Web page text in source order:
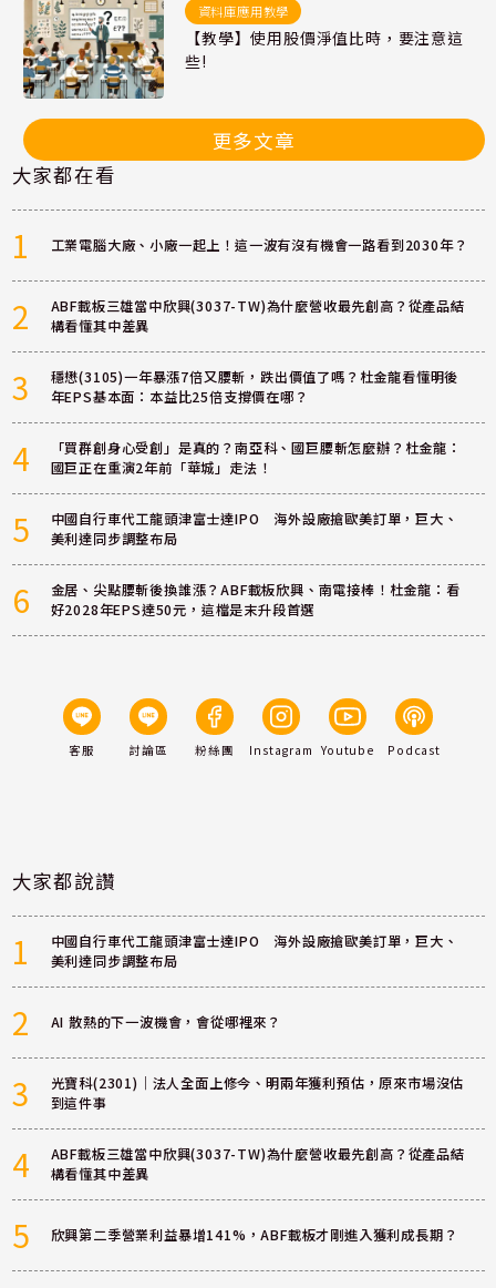
資料庫應用教學
【教學】使用股價淨值比時，要注意這
些!
更多文章
大家都在看
1 工業電腦大廠、小廠一起上！這一波有沒有機會一路看到2030年？
2
ABF載板三雄當中欣興(3037-TW)為什麼營收最先創高？從產品結
構看懂其中差異
3
穩懋(3105)一年暴漲7倍又腰斬，跌出價值了嗎？杜金龍看懂明後
年EPS基本面：本益比25倍支撐價在哪？
4
「買群創身心受創」是真的？南亞科、國巨腰斬怎麼辦？杜金龍：
國巨正在重演2年前「華城」走法！
5
中國自行車代工龍頭津富士達IPO 海外設廠搶歐美訂單，巨大、
美利達同步調整布局
6
金居、尖點腰斬後換誰漲？ABF載板欣興、南電接棒！杜金龍：看
好2028年EPS達50元，這檔是末升段首選
客服 討論區 粉絲團 Instagram Youtube Podcast
大家都說讚
1
中國自行車代工龍頭津富士達IPO 海外設廠搶歐美訂單，巨大、
美利達同步調整布局
2 AI 散熱的下一波機會，會從哪裡來？
3
光寶科(2301)｜法人全面上修今、明兩年獲利預估，原來市場沒估
到這件事
4
ABF載板三雄當中欣興(3037-TW)為什麼營收最先創高？從產品結
構看懂其中差異
5 欣興第二季營業利益暴增141%，ABF載板才剛進入獲利成長期？